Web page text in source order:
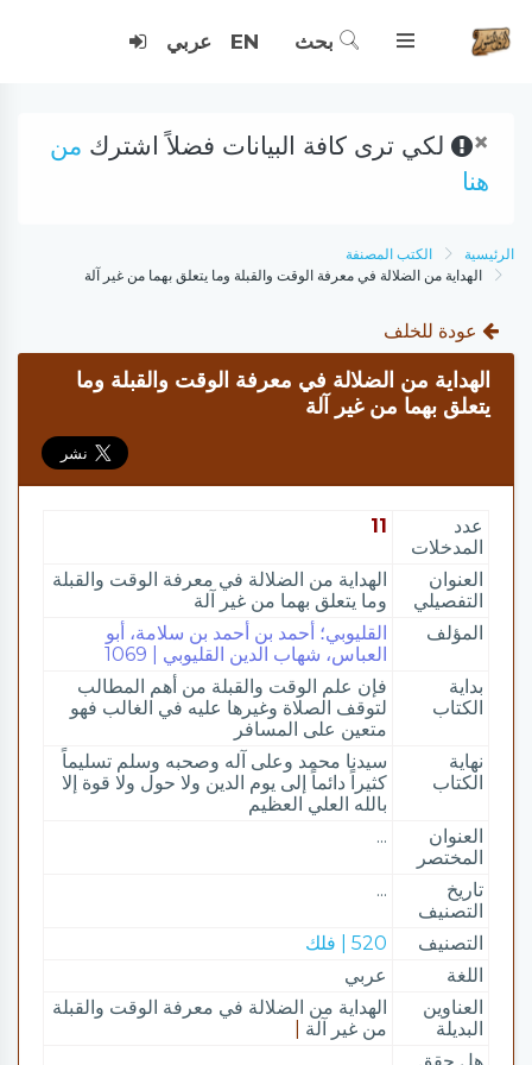
بحث EN عربي
× لكي ترى كافة البيانات فضلاً اشترك من
هنا
الرئيسية
الكتب المصنفة
الهداية من الضلالة في معرفة الوقت والقبلة وما يتعلق بهما من غير آلة
عودة للخلف
الهداية من الضلالة في معرفة الوقت والقبلة وما
يتعلق بهما من غير آلة
عدد
المدخلات
11
العنوان
التفصيلي
الهداية من الضلالة في معرفة الوقت والقبلة
وما يتعلق بهما من غير آلة
المؤلف
القليوبي؛ أحمد بن أحمد بن سلامة، أبو
العباس، شهاب الدين القليوبي | 1069
بداية
الكتاب
فإن علم الوقت والقبلة من أهم المطالب
لتوقف الصلاة وغيرها عليه في الغالب فهو
متعين على المسافر
نهاية
الكتاب
سيدنا محمد وعلى آله وصحبه وسلم تسليماً
كثيراً دائماً إلى يوم الدين ولا حول ولا قوة إلا
بالله العلي العظيم
العنوان
المختصر
...
تاريخ
التصنيف
...
التصنيف
520 | فلك
اللغة
عربي
العناوين
البديلة
الهداية من الضلالة في معرفة الوقت والقبلة
من غير آلة